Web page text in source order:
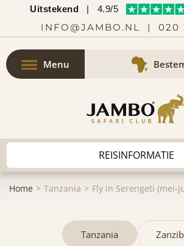
Uitstekend | 4.9/5
INFO@JAMBO.NL | 020
Menu
Home Tanzania Fly in Serengeti (mei-
Tanzania